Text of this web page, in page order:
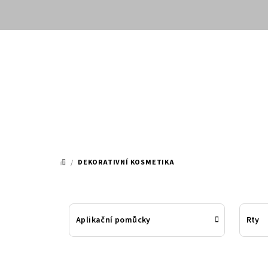
DOMŮ
/ DEKORATIVNÍ KOSMETIKA
Aplikační pomůcky Rty